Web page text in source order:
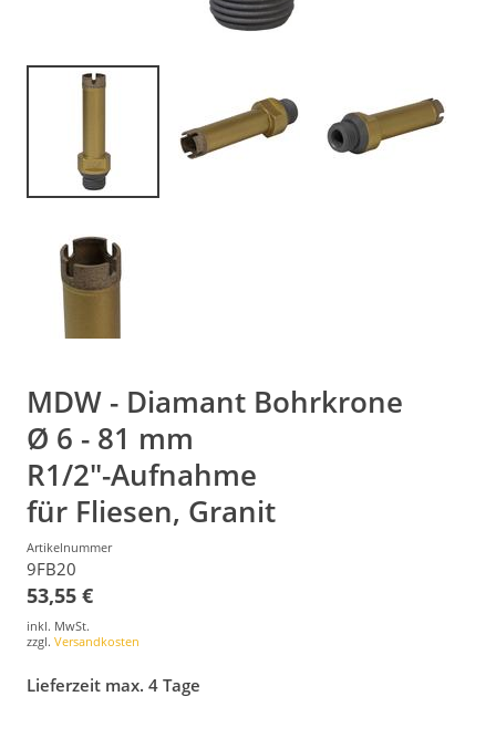
MDW - Diamant Bohrkrone
Ø 6 - 81 mm
R1/2"-Aufnahme
für Fliesen, Granit
Artikelnummer
9FB20
53,55 €
inkl. MwSt.
zzgl. Versandkosten
Lieferzeit max. 4 Tage